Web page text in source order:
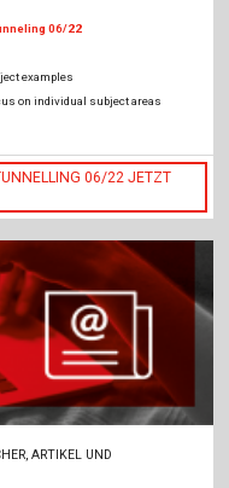
06/22
examples
on individual subject areas
06/22 JETZT
ARTIKEL UND